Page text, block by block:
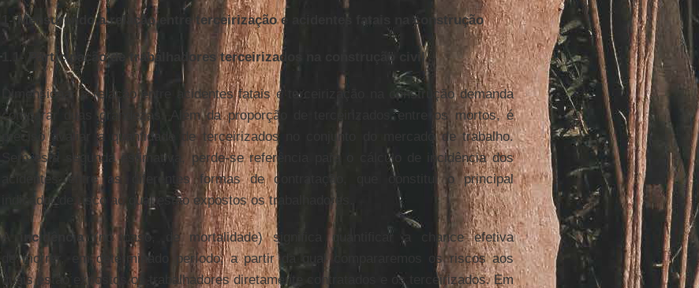
1- Mensurando a relação entre terceirização e acidentes fatais na construção
1.1- Participação de trabalhadores terceirizados na construção civil
Dimensionar a relação entre acidentes fatais e terceirização na construção demanda
comparar duas grandezas. Além da proporção de terceirizados entre os mortos, é
preciso avaliar a quantidade de terceirizados no conjunto do mercado de trabalho.
Sem esta segunda estimativa, perde-se referência para o cálculo de incidência dos
acidentes entre as diferentes formas de contratação, que constitui o principal
indicador de risco ao qual estão expostos os trabalhadores.
A incidência(no caso, de mortalidade) significa quantificar a chance efetiva
de morrer, em determinado período, a partir da qual compararemos os riscos aos
quais estão expostos os trabalhadores diretamente contratados e os terceirizados. Em